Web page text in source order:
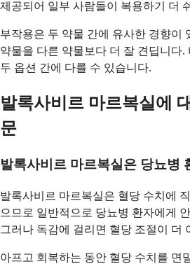
제공되어 일부 사람들이 복용하기 더
부작용은 두 약물 간에 유사한 경향이
약물을 다른 약물보다 더 잘 견딥니다.
두 옵션 간에 다를 수 있습니다.
발록사비르 마르복실에
문
발록사비르 마르복실은 당뇨병
발록사비르 마르복실은 혈당 수치에
으므로 일반적으로 당뇨병 환자에게
그러나 독감에 걸리면 혈당 조절이 더
아프고 회복하는 동안 혈당 수치를 면